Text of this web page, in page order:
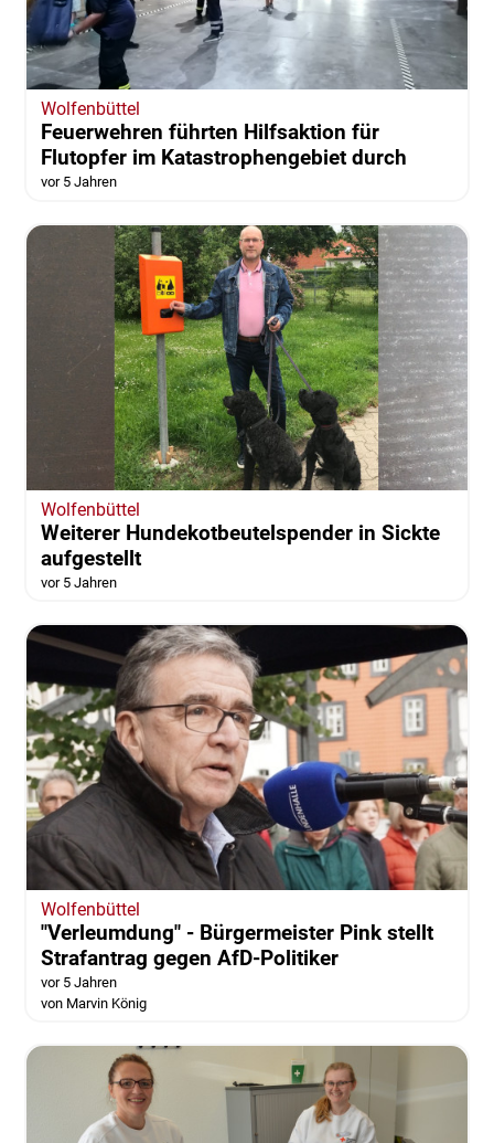
Wolfenbüttel
Feuerwehren führten Hilfsaktion für
Flutopfer im Katastrophengebiet durch
vor 5 Jahren
Wolfenbüttel
Weiterer Hundekotbeutelspender in Sickte
aufgestellt
vor 5 Jahren
Wolfenbüttel
"Verleumdung" - Bürgermeister Pink stellt
Strafantrag gegen AfD-Politiker
vor 5 Jahren
von Marvin König